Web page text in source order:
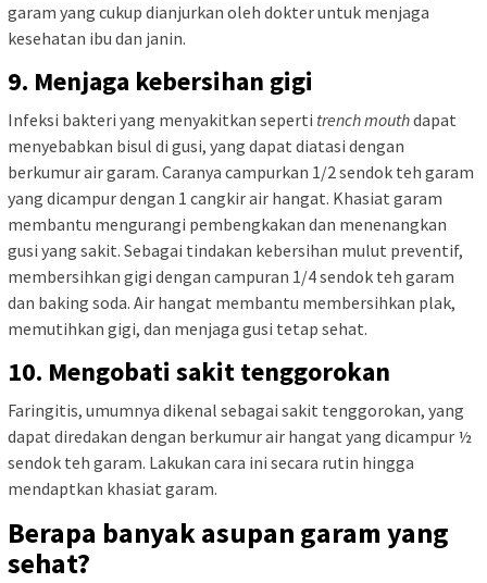
garam yang cukup dianjurkan oleh dokter untuk menjaga
kesehatan ibu dan janin.
9. Menjaga kebersihan gigi
Infeksi bakteri yang menyakitkan seperti trench mouthdapat
menyebabkan bisul di gusi, yang dapat diatasi dengan
berkumur air garam. Caranya campurkan 1/2 sendok teh garam
yang dicampur dengan 1 cangkir air hangat. Khasiat garam
membantu mengurangi pembengkakan dan menenangkan
gusi yang sakit. Sebagai tindakan kebersihan mulut preventif,
membersihkan gigi dengan campuran 1/4 sendok teh garam
dan baking soda. Air hangat membantu membersihkan plak,
memutihkan gigi, dan menjaga gusi tetap sehat.
10. Mengobati sakit tenggorokan
Faringitis, umumnya dikenal sebagai sakit tenggorokan, yang
dapat diredakan dengan berkumur air hangat yang dicampur ½
sendok teh garam. Lakukan cara ini secara rutin hingga
mendaptkan khasiat garam.
Berapa banyak asupan garam yang
sehat?